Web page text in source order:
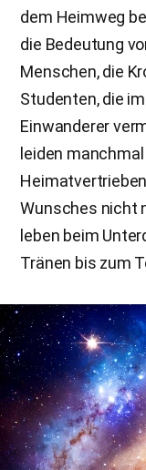
dem Heimweg
die Bedeutung
Menschen, die
Studenten, die
Einwanderer
leiden
Wunsches nicht
leben beim
Tränen bis zum